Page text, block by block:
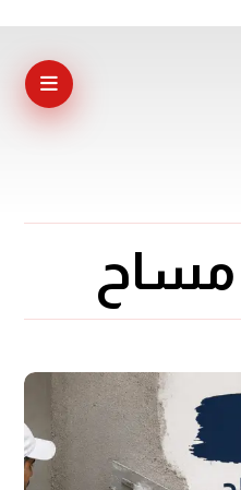
مساح